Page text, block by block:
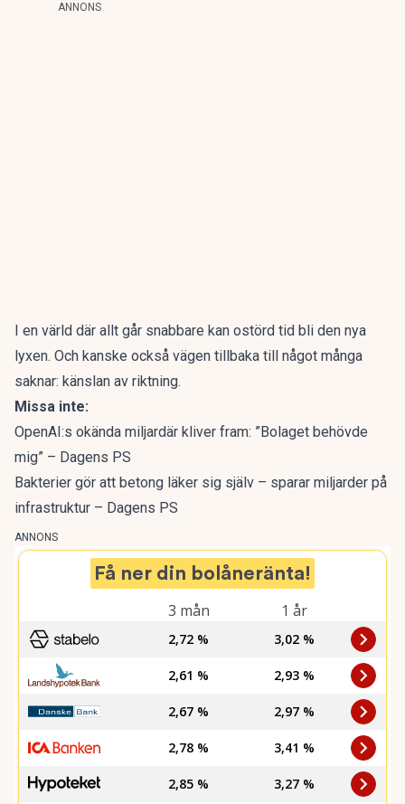
ANNONS
I en värld där allt går snabbare kan ostörd tid bli den nya
lyxen. Och kanske också vägen tillbaka till något många
saknar: känslan av riktning.
Missa inte:
OpenAI:s okända miljardär kliver fram: ”Bolaget behövde
mig” – Dagens PS
Bakterier gör att betong läker sig själv – sparar miljarder på
infrastruktur – Dagens PS
ANNONS